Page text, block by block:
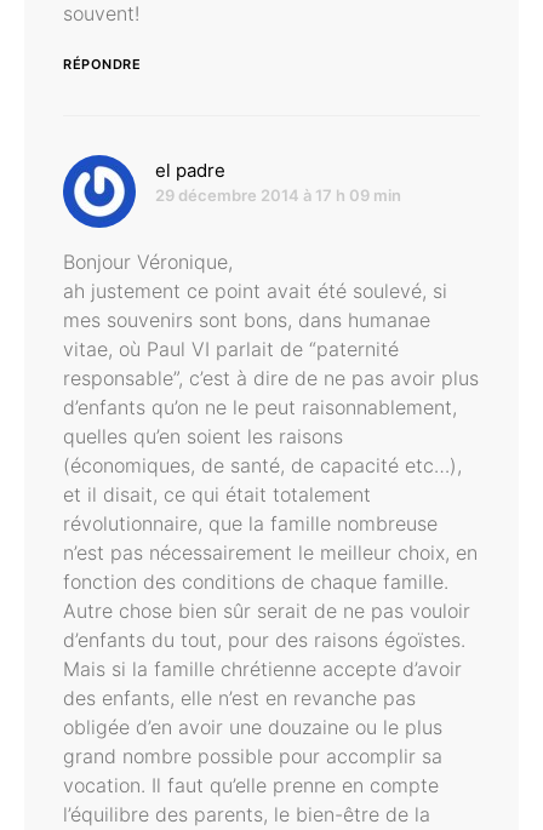
souvent!
RÉPONDRE
el padre
29 décembre 2014 à 17 h 09 min
Bonjour Véronique,
ah justement ce point avait été soulevé, si
mes souvenirs sont bons, dans humanae
vitae, où Paul VI parlait de “paternité
responsable”, c’est à dire de ne pas avoir plus
d’enfants qu’on ne le peut raisonnablement,
quelles qu’en soient les raisons
(économiques, de santé, de capacité etc…),
et il disait, ce qui était totalement
révolutionnaire, que la famille nombreuse
n’est pas nécessairement le meilleur choix, en
fonction des conditions de chaque famille.
Autre chose bien sûr serait de ne pas vouloir
d’enfants du tout, pour des raisons égoïstes.
Mais si la famille chrétienne accepte d’avoir
des enfants, elle n’est en revanche pas
obligée d’en avoir une douzaine ou le plus
grand nombre possible pour accomplir sa
vocation. Il faut qu’elle prenne en compte
l’équilibre des parents, le bien-être de la